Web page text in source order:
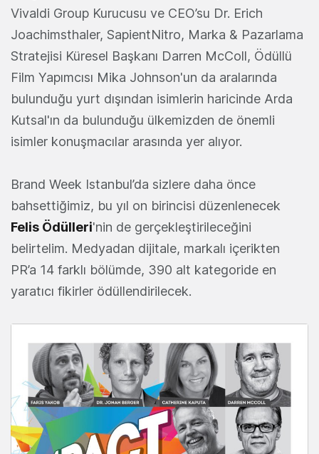
Vivaldi Group Kurucusu ve CEO’su Dr. Erich
Joachimsthaler, SapientNitro, Marka & Pazarlama
Stratejisi Küresel Başkanı Darren McColl, Ödüllü
Film Yapımcısı Mika Johnson'un da aralarında
bulunduğu yurt dışından isimlerin haricinde Arda
Kutsal'ın da bulunduğu ülkemizden de önemli
isimler konuşmacılar arasında yer alıyor.
Brand Week Istanbul’da sizlere daha önce
bahsettiğimiz, bu yıl on birincisi düzenlenecek
Felis Ödülleri'nin de gerçekleştirileceğini
belirtelim. Medyadan dijitale, markalı içerikten
PR’a 14 farklı bölümde, 390 alt kategoride en
yaratıcı fikirler ödüllendirilecek.